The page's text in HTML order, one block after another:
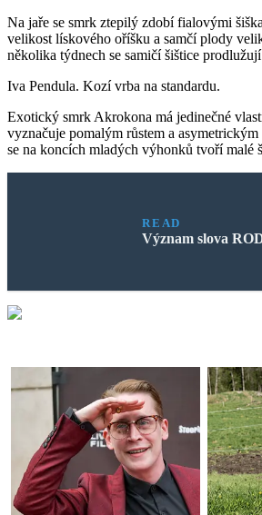
Na jaře se smrk ztepilý zdobí fialovými
velikost lískového oříšku a samčí plody
několika týdnech se samičí šištice
Iva Pendula. Kozí vrba na standardu.
Exotický smrk Akrokona má jedinečné
vyznačuje pomalým růstem a asymetrickým
se na koncích mladých výhonků tvoří malé
READ
Význam slova